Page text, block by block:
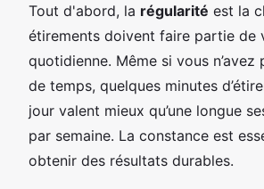
Tout d'abord, la régularité est la
étirements doivent faire partie de
quotidienne. Même si vous n’avez
de temps, quelques minutes
jour valent mieux qu’une longue
par semaine. La constance est
obtenir des résultats durables.